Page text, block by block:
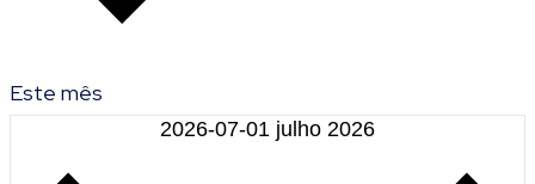
Este mês
2026-07-01 julho 2026